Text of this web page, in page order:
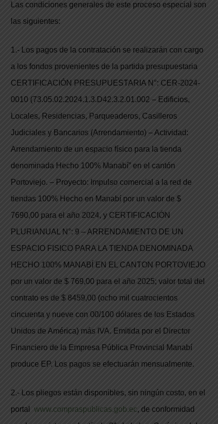
Las condiciones generales de este proceso especial son
las siguientes:
1.- Los pagos de la contratación se realizarán con cargo
a los fondos provenientes de la partida presupuestaria
CERTIFICACIÓN PRESUPUESTARIA N°: CER-2024-
0010 (73.05.02.2024.1.3.D42.3.2.01.002 – Edificios,
Locales, Residencias, Parqueaderos, Casilleros
Judiciales y Bancarios (Arrendamiento) – Actividad:
Arrendamiento de un espacio físico para la tienda
denominada Hecho 100% Manabí” en el cantón
Portoviejo. – Proyecto: Impulso comercial a la red de
tiendas 100% Hecho en Manabí por un valor de $
7690,00 para el año 2024, y CERTIFICACIÓN
PLURIANUAL N°: 9 – ARRENDAMIENTO DE UN
ESPACIO FISICO PARA LA TIENDA DENOMINADA
HECHO 100% MANABÍ EN EL CANTON PORTOVIEJO
por un valor de $ 769,00 para el año 2025; valor total del
contrato es de $ 8459,00 (ocho mil cuatrocientos
cincuenta y nueve con 00/100 dólares de los Estados
Unidos de América) más IVA. Emitida por el Director
Financiero de la Empresa Pública Provincial Manabí
produce EP. Los pagos se efectuarán mensualmente.
2.- Los pliegos están disponibles, sin ningún costo, en el
portalwww.compraspublicas.gob.ec, de conformidad